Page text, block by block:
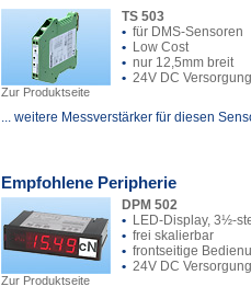
Zur Produktseite
TS 503
• für DMS-Sensoren
• Low Cost
• nur 12,5mm breit
• 24V DC Versorgung
... weitere Messverstärker für diesen
Empfohlene Peripherie
Zur Produktseite
DPM 502
• LED-Display, 3½-
• frei skalierbar
• frontseitige
• 24V DC Versorgung